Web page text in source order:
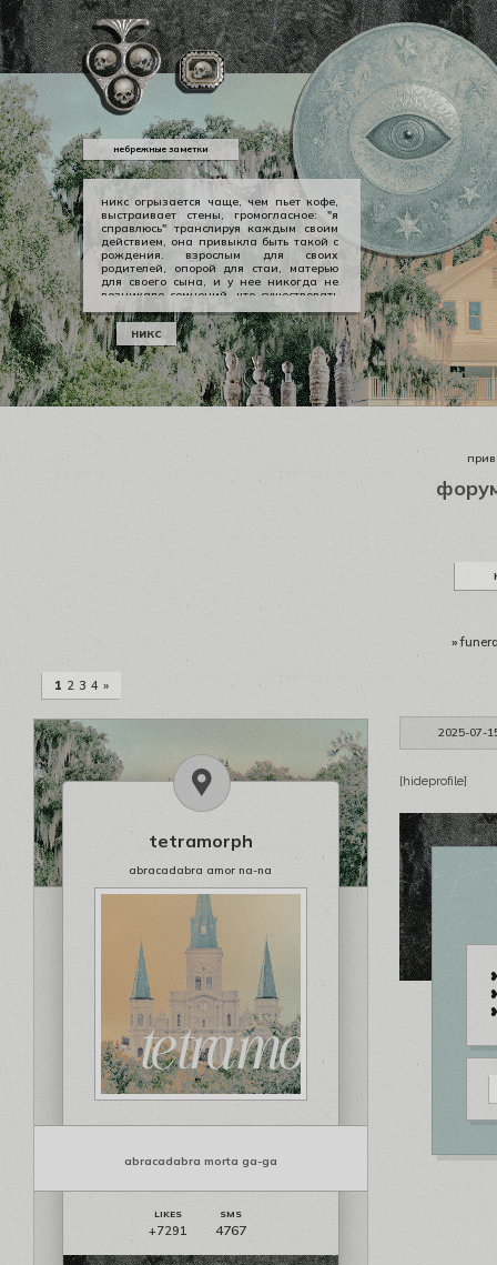
никс огрызается чаще, чем пьет кофе,
выстраивает стены, громогласное: "я
справлюсь" транслируя каждым своим
действием, она привыкла быть такой с
рождения. взрослым для своих
родителей, опорой для стаи, матерью
для своего сына, и у нее никогда не
возникало сомнений, что существовать
можно в принципе своем как-то иначе.
у никс опора — она сама, даже если
уже давно изломанная, совершенно
ненадежная, но помощи она просит
тогда, когда не остается уже выбора.
никс
небрежные заметки
»
1 2 3 4 »
2025-07-
tetramorph
abracadabra amor na-na
abracadabra morta ga-ga
+7291 4767
[hideprofile]